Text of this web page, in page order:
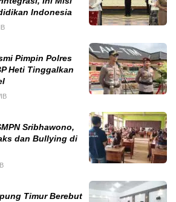
Indonesia
Pimpin Polres
Heti Tinggalkan
Sribhawono,
dan Bullying di
Timur Berebut